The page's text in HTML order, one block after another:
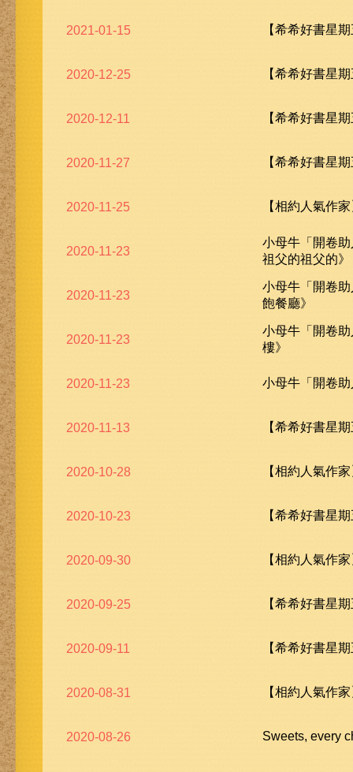
2021-01-15 【希希好書星
2020-12-25 【希希好書星
2020-12-11 【希希好書星
2020-11-27 【希希好書星
2020-11-25 【相約人氣作
2020-11-23
小母牛「開卷
祖父的祖父的》
2020-11-23
小母牛「開卷
飽餐廳》
2020-11-23
小母牛「開卷
樓》
2020-11-23 小母牛「開卷
2020-11-13 【希希好書星
2020-10-28 【相約人氣作
2020-10-23 【希希好書星
2020-09-30 【相約人氣作
2020-09-25 【希希好書星
2020-09-11 【希希好書星
2020-08-31 【相約人氣作
2020-08-26 Sweets, every